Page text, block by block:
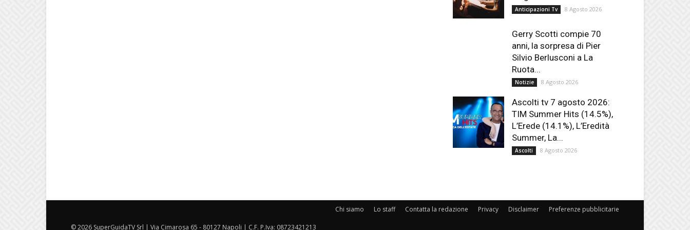
Anticipazioni Tv 8 Agosto 2026
Gerry Scotti compie 70
anni, la sorpresa di Pier
Silvio Berlusconi a La
Ruota...
Notizie 8 Agosto 2026
Ascolti tv 7 agosto 2026:
TIM Summer Hits (14.5%),
L’Erede (14.1%), L’Eredità
Summer, La...
Ascolti 8 Agosto 2026
Chi siamo Lo staff Contatta la redazione Privacy Disclaimer Preferenze pubblicitarie
© 2026 SuperGuidaTV Srl | Via Cimarosa 65 - 80127 Napoli | C.F. P.Iva: 08723421213